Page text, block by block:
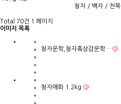
청자 / 백자 / 천목
Total 70건 1 페이지
이미지 목록
청자운학,청자흑상감운학…
청자매화 1.2kg